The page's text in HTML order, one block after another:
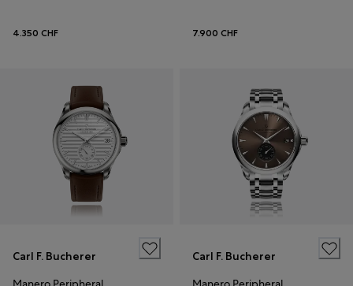
4.350 CHF 7.900 CHF
Carl F. Bucherer
Carl F. Bucherer